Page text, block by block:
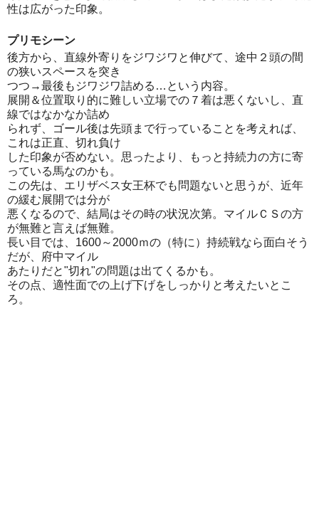
性は広がった印象。
プリモシーン
後方から、直線外寄りをジワジワと伸びて、途中２頭の間
の狭いスペースを突き
つつ→最後もジワジワ詰める…という内容。
展開＆位置取り的に難しい立場での７着は悪くないし、直
線ではなかなか詰め
られず、ゴール後は先頭まで行っていることを考えれば、
これは正直、切れ負け
した印象が否めない。思ったより、もっと持続力の方に寄
っている馬なのかも。
この先は、エリザベス女王杯でも問題ないと思うが、近年
の緩む展開では分が
悪くなるので、結局はその時の状況次第。マイルＣＳの方
が無難と言えば無難。
長い目では、1600～2000ｍの（特に）持続戦なら面白そう
だが、府中マイル
あたりだと"切れ"の問題は出てくるかも。
その点、適性面での上げ下げをしっかりと考えたいとこ
ろ。